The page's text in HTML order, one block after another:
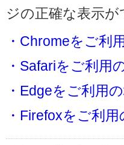
ジの正確な表示
・Chromeをご利
・Safariをご利用
・Edgeをご利用
・Firefoxをご利